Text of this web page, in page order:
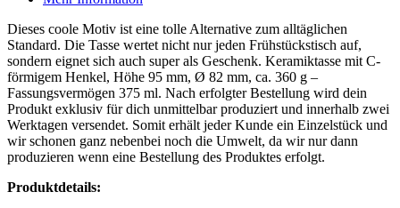
Dieses coole Motiv ist eine tolle Alternative zum alltäglichen
Standard. Die Tasse wertet nicht nur jeden Frühstückstisch auf,
sondern eignet sich auch super als Geschenk. Keramiktasse mit C-
förmigem Henkel, Höhe 95 mm, Ø 82 mm, ca. 360 g –
Fassungsvermögen 375 ml. Nach erfolgter Bestellung wird dein
Produkt exklusiv für dich unmittelbar produziert und innerhalb zwei
Werktagen versendet. Somit erhält jeder Kunde ein Einzelstück und
wir schonen ganz nebenbei noch die Umwelt, da wir nur dann
produzieren wenn eine Bestellung des Produktes erfolgt.
Produktdetails: